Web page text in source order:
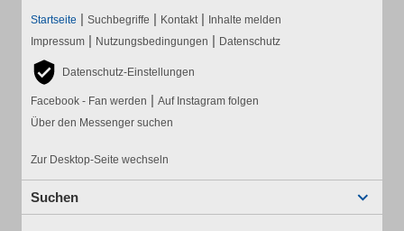
Startseite | Suchbegriffe | Kontakt | Inhalte melden
Impressum | Nutzungsbedingungen | Datenschutz
Datenschutz-Einstellungen
Facebook - Fan werden | Auf Instagram folgen
Über den Messenger suchen
Zur Desktop-Seite wechseln
Suchen